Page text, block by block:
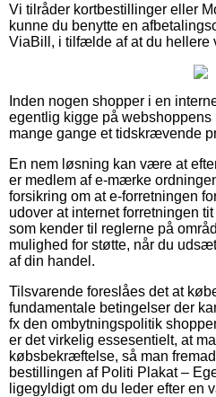
Vi tilråder kortbestillinger eller
kunne du benytte en
ViaBill, i tilfælde af at du hellere
Inden nogen shopper i en
egentlig kigge på
mange gange et tidskrævende
En nem løsning kan være at
er medlem af e-mærke
forsikring om at e-forretningen
udover at internet forretningen
som kender til reglerne på
mulighed for støtte, når du
af din handel.
Tilsvarende foreslåes det at
fundamentale betingelser der
fx den ombytningspolitik
er det virkelig essesentielt, at
købsbekræftelse, så man
bestillingen af Politi Plakat –
ligegyldigt om du leder efter en